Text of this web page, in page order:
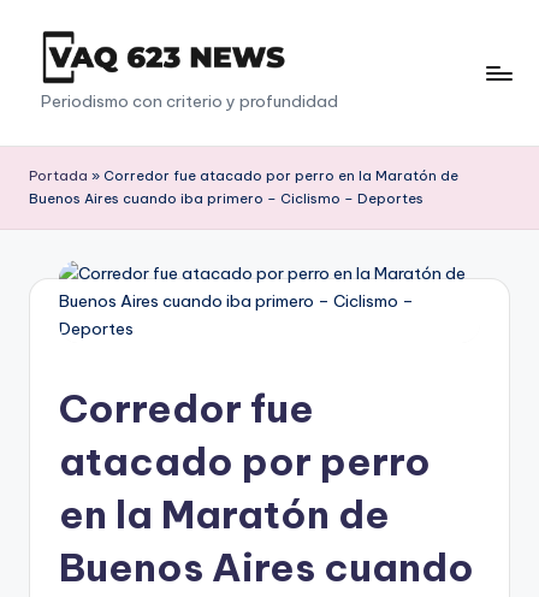
Saltar
contenido
V
a
q
6
3
Periodismo con criterio y profundidad
Portada » Corredor fue atacado por perro en la Maratón de
Buenos Aires cuando iba primero – Ciclismo – Deportes
Corredor fue
atacado por perro
en la Maratón de
Buenos Aires cuando